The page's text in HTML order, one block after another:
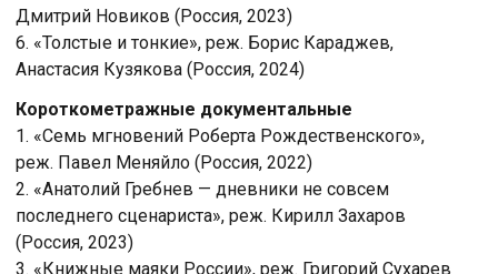
Дмитрий Новиков (Россия, 2023)
6. «Толстые и тонкие», реж. Борис Караджев,
Анастасия Кузякова (Россия, 2024)
Короткометражные документальные
1. «Семь мгновений Роберта Рождественского»,
реж. Павел Меняйло (Россия, 2022)
2. «Анатолий Гребнев — дневники не совсем
последнего сценариста», реж. Кирилл Захаров
(Россия, 2023)
3. «Книжные маяки России», реж. Григорий Сухарев